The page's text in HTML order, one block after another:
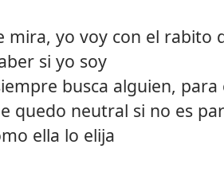
mira, yo voy con el rabito
si yo soy
busca alguien,
quedo neutral si no es
ella lo elija